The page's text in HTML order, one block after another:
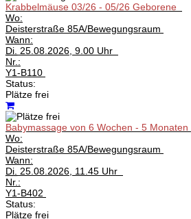
Krabbelmäuse 03/26 - 05/26 Geborene
Wo:
Deisterstraße 85A/Bewegungsraum
Wann:
Di. 25.08.2026, 9.00 Uhr
Nr.:
Y1-B110
Status:
Plätze frei
Babymassage von 6 Wochen - 5 Monaten
Wo:
Deisterstraße 85A/Bewegungsraum
Wann:
Di. 25.08.2026, 11.45 Uhr
Nr.:
Y1-B402
Status:
Plätze frei